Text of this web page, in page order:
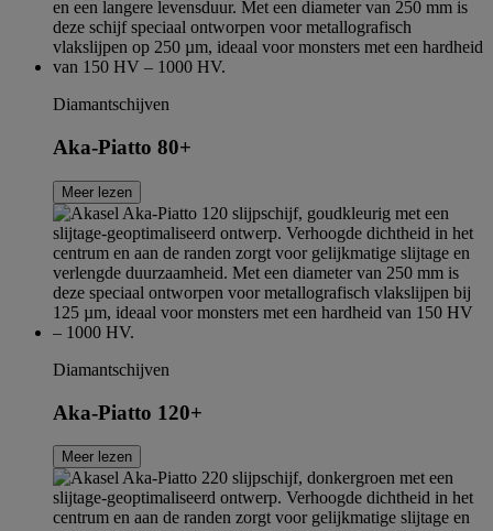
Diamantschijven
Aka-Piatto 80+
Meer lezen
Diamantschijven
Aka-Piatto 120+
Meer lezen